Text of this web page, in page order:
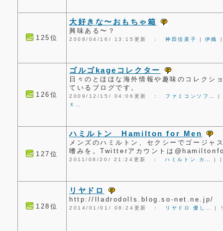
125位
大好きな〜おもちゃ箱
興味ある〜？
2008/04/16/ 13:15更新 ：神田佳菜子 | 伊織
126位
ゴルゴkageコレクター
日々のとほほな海外情報や趣味のコレクシ
ているブログです。
2009/12/15/ 04:06更新 ： ファミコンソフ…
Ｘ…
127位
ハミルトン Hamilton for Men
メンズのハミルトン、セクシーでゴージャ
嗜みを。Twitterアカウントは
2011/08/20/ 21:24更新 ：ハミルトン カ… | |
128位
リヤドロ
http://lladrodolls.blog.so-net.ne.jp/
2014/01/01/ 08:24更新 ： リヤドロ 優し… |